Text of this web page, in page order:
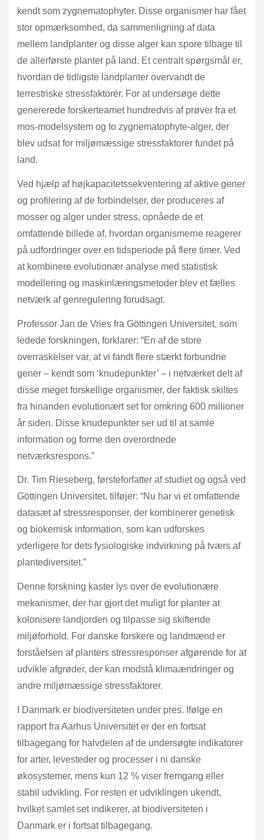
kendt som zygnematophyter. Disse organismer har fået
stor opmærksomhed, da sammenligning af data
mellem landplanter og disse alger kan spore tilbage til
de allerførste planter på land. Et centralt spørgsmål er,
hvordan de tidligste landplanter overvandt de
terrestriske stressfaktorer. For at undersøge dette
genererede forskerteamet hundredvis af prøver fra et
mos-modelsystem og to zygnematophyte-alger, der
blev udsat for miljømæssige stressfaktorer fundet på
land.
Ved hjælp af højkapacitetssekventering af aktive gener
og profilering af de forbindelser, der produceres af
mosser og alger under stress, opnåede de et
omfattende billede af, hvordan organismerne reagerer
på udfordringer over en tidsperiode på flere timer. Ved
at kombinere evolutionær analyse med statistisk
modellering og maskinlæringsmetoder blev et fælles
netværk af genregulering forudsagt.
Professor Jan de Vries fra Göttingen Universitet, som
ledede forskningen, forklarer: “En af de store
overraskelser var, at vi fandt flere stærkt forbundne
gener – kendt som ‘knudepunkter’ – i netværket delt af
disse meget forskellige organismer, der faktisk skiltes
fra hinanden evolutionært set for omkring 600 millioner
år siden. Disse knudepunkter ser ud til at samle
information og forme den overordnede
netværksrespons.”
Dr. Tim Rieseberg, førsteforfatter af studiet og også ved
Göttingen Universitet, tilføjer: “Nu har vi et omfattende
datasæt af stressresponser, der kombinerer genetisk
og biokemisk information, som kan udforskes
yderligere for dets fysiologiske indvirkning på tværs af
plantediversitet.”
Denne forskning kaster lys over de evolutionære
mekanismer, der har gjort det muligt for planter at
kolonisere landjorden og tilpasse sig skiftende
miljøforhold. For danske forskere og landmænd er
forståelsen af planters stressresponser afgørende for at
udvikle afgrøder, der kan modstå klimaændringer og
andre miljømæssige stressfaktorer.
I Danmark er biodiversiteten under pres. Ifølge en
rapport fra Aarhus Universitet er der en fortsat
tilbagegang for halvdelen af de undersøgte indikatorer
for arter, levesteder og processer i ni danske
økosystemer, mens kun 12 % viser fremgang eller
stabil udvikling. For resten er udviklingen ukendt,
hvilket samlet set indikerer, at biodiversiteten i
Danmark er i fortsat tilbagegang.